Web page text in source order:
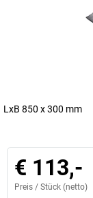
LxB 850 x 300 mm
€ 113,-
Preis / Stück (netto)